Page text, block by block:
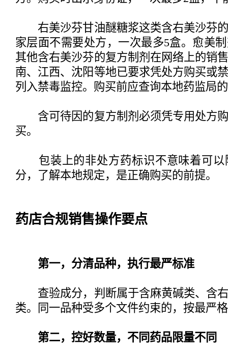
右美沙芬甘油醚糖浆这类含右美沙芬的
家层面不需要处方，一次最多5盒。愈美
其他含右美沙芬的复方制剂在网络上的销
南、江西、沈阳等地已要求凭处方购买或
列入禁毒监控。购买前应查询本地药监局
含可待因的复方制剂必须凭专用处方购
买。
包装上的非处方药标识不意味着可以
分，了解本地规定，是正确购买的前提。
药店合规销售操作要点
第一，分清品种，执行最严标准
查验成分，判断属于含麻黄碱类、含右
类。同一品种受多个文件约束的，按最严
第二，控好数量，不同药品限量不同